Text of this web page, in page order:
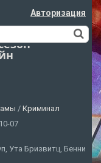
Авторизация
/ Криминал
07
Ута Бризвитц, Бенни